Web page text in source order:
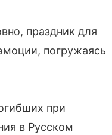
праздник для
погружаясь
при
в Русском